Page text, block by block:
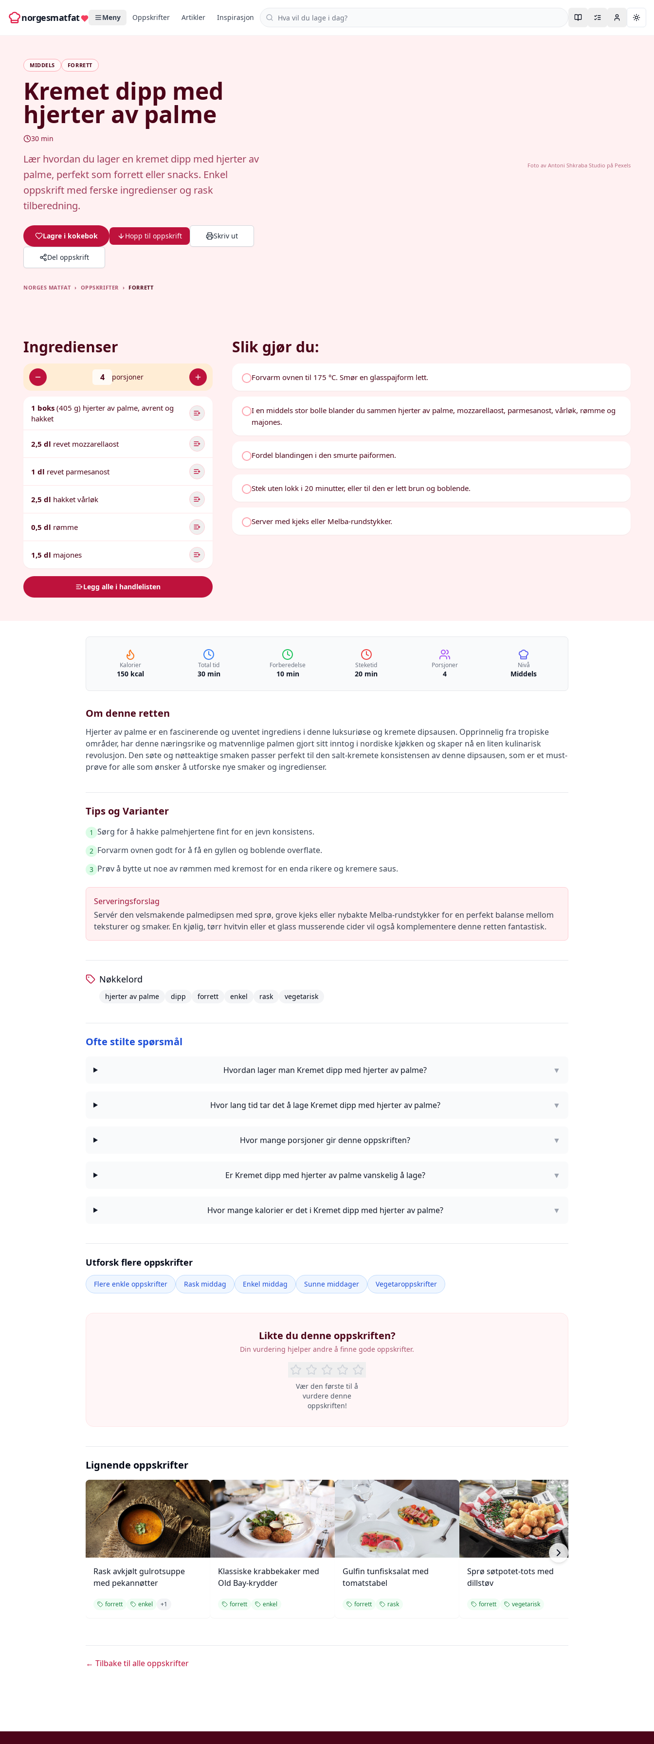
norgesmatfat Meny Oppskrifter Artikler Inspirasjon Søk i oppskrifter
MIDDELS FORRETT
Kremet dipp med
hjerter av palme
30 min
Lær hvordan du lager en kremet dipp med hjerter av
palme, perfekt som forrett eller snacks. Enkel
oppskrift med ferske ingredienser og rask
tilberedning.
Lagre i kokebok Hopp til oppskrift Skriv ut
Del oppskrift
Foto av Antoni Shkraba Studio på Pexels
NORGES MATFAT › OPPSKRIFTER › FORRETT
Ingredienser
4 porsjoner
1 boks (405 g) hjerter av palme, avrent og
hakket
2,5 dl revet mozzarellaost
1 dl revet parmesanost
2,5 dl hakket vårløk
0,5 dl rømme
1,5 dl majones
Legg alle i handlelisten
Slik gjør du:
Forvarm ovnen til 175 °C. Smør en glasspajform lett.
I en middels stor bolle blander du sammen hjerter av palme, mozzarellaost, parmesanost, vårløk, rømme og
majones.
Fordel blandingen i den smurte paiformen.
Stek uten lokk i 20 minutter, eller til den er lett brun og boblende.
Server med kjeks eller Melba-rundstykker.
Kalorier
150 kcal
Total tid
30 min
Forberedelse
10 min
Steketid
20 min
Porsjoner
4
Nivå
Middels
Om denne retten
Hjerter av palme er en fascinerende og uventet ingrediens i denne luksuriøse og kremete dipsausen. Opprinnelig fra tropiske
områder, har denne næringsrike og matvennlige palmen gjort sitt inntog i nordiske kjøkken og skaper nå en liten kulinarisk
revolusjon. Den søte og nøtteaktige smaken passer perfekt til den salt-kremete konsistensen av denne dipsausen, som er et must-
prøve for alle som ønsker å utforske nye smaker og ingredienser.
Tips og Varianter
1 Sørg for å hakke palmehjertene fint for en jevn konsistens.
2 Forvarm ovnen godt for å få en gyllen og boblende overflate.
3 Prøv å bytte ut noe av rømmen med kremost for en enda rikere og kremere saus.
Serveringsforslag
Servér den velsmakende palmedipsen med sprø, grove kjeks eller nybakte Melba-rundstykker for en perfekt balanse mellom
teksturer og smaker. En kjølig, tørr hvitvin eller et glass musserende cider vil også komplementere denne retten fantastisk.
Nøkkelord
hjerter av palme dipp forrett enkel rask vegetarisk
Ofte stilte spørsmål
Hvordan lager man Kremet dipp med hjerter av palme? ▼
Hvor lang tid tar det å lage Kremet dipp med hjerter av palme? ▼
Hvor mange porsjoner gir denne oppskriften? ▼
Er Kremet dipp med hjerter av palme vanskelig å lage? ▼
Hvor mange kalorier er det i Kremet dipp med hjerter av palme? ▼
Utforsk flere oppskrifter
Flere enkle oppskrifter Rask middag Enkel middag Sunne middager Vegetaroppskrifter
Likte du denne oppskriften?
Din vurdering hjelper andre å finne gode oppskrifter.
Vær den første til å
vurdere denne
oppskriften!
Lignende oppskrifter
Rask avkjølt gulrotsuppe
med pekannøtter
forrett enkel +1
Klassiske krabbekaker med
Old Bay-krydder
forrett enkel
Gulfin tunfisksalat med
tomatstabel
forrett rask
Sprø søtpotet-tots med
dillstøv
forrett vegetarisk
← Tilbake til alle oppskrifter